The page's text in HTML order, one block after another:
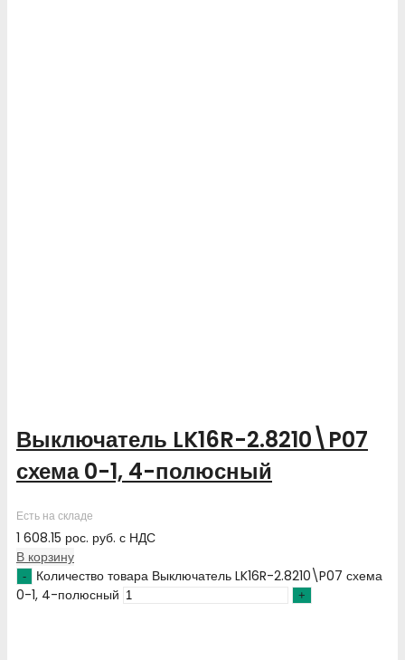
Выключатель LK16R-2.8210\P07
схема 0-1, 4-полюсный
Есть на складе
1 608.15 рос. руб. с НДС
В корзину
Количество товара Выключатель LK16R-2.8210\P07 схема
0-1, 4-полюсный